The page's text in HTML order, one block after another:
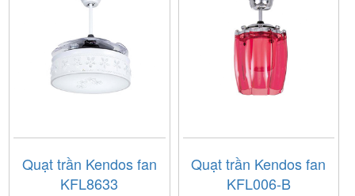
Quạt trần Kendos fan
KFL8633
Quạt trần Kendos fan
KFL006-B